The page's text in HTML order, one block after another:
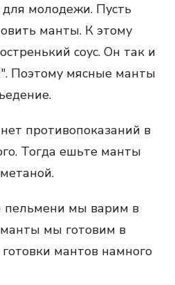
молодежи. Пусть
манты. К этому
соус. Он так и
Поэтому мясные манты
противопоказаний в
Тогда ешьте манты
пельмени мы варим в
мы готовим в
мантов намного